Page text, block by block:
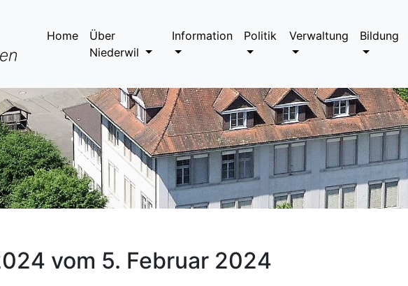
Home
Über
Niederwil
Information Politik Verwaltung Bildung
vom 5. Februar 2024